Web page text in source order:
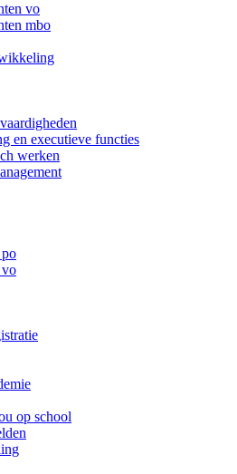
vo
mbo
en executieve functies
werken
vo
op school